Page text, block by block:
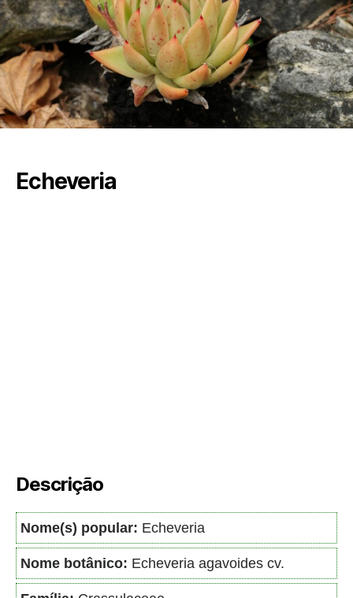
Echeveria
Descrição
Nome(s) popular: Echeveria
Nome botânico: Echeveria agavoides cv.